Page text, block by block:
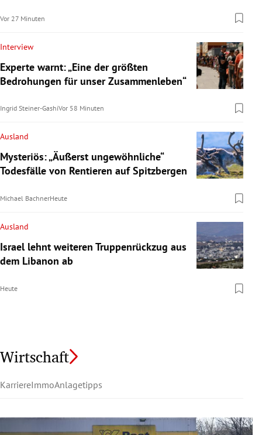
Vor 27 Minuten
Interview
Experte warnt: „Eine der größten
Bedrohungen für unser Zusammenleben“
Ingrid Steiner-GashiVor 58 Minuten
Ausland
Mysteriös: „Äußerst ungewöhnliche“
Todesfälle von Rentieren auf Spitzbergen
Michael BachnerHeute
Ausland
Israel lehnt weiteren Truppenrückzug aus
dem Libanon ab
Heute
Wirtschaft
KarriereImmoAnlagetipps